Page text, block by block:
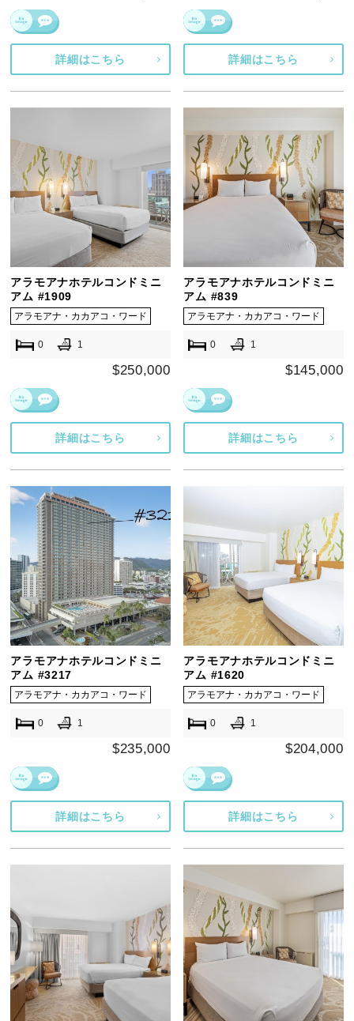
詳細はこちら 詳細はこちら
アラモアナホテルコンドミニ
アム #1909
アラモアナ・カカアコ・ワード
0 1
$250,000
詳細はこちら
アラモアナホテルコンドミニ
アム #839
アラモアナ・カカアコ・ワード
0 1
$145,000
詳細はこちら
アラモアナホテルコンドミニ
アム #3217
アラモアナ・カカアコ・ワード
0 1
$235,000
詳細はこちら
アラモアナホテルコンドミニ
アム #1620
アラモアナ・カカアコ・ワード
0 1
$204,000
詳細はこちら